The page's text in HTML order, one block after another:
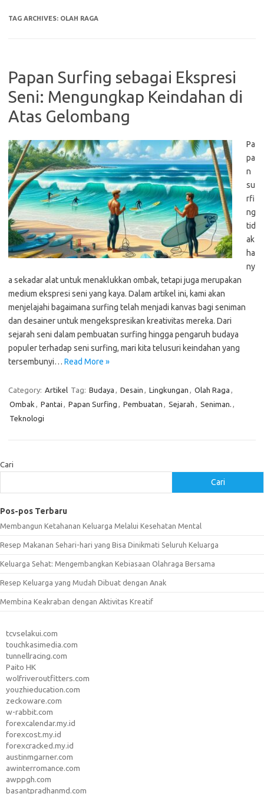
TAG ARCHIVES: OLAH RAGA
Papan Surfing sebagai Ekspresi
Seni: Mengungkap Keindahan di
Atas Gelombang
Pa
pa
n
su
rfi
ng
tid
ak
ha
ny
a sekadar alat untuk menaklukkan ombak, tetapi juga merupakan
medium ekspresi seni yang kaya. Dalam artikel ini, kami akan
menjelajahi bagaimana surfing telah menjadi kanvas bagi seniman
dan desainer untuk mengekspresikan kreativitas mereka. Dari
sejarah seni dalam pembuatan surfing hingga pengaruh budaya
populer terhadap seni surfing, mari kita telusuri keindahan yang
tersembunyi… Read More »
Category: Artikel Tag: Budaya , Desain , Lingkungan , Olah Raga ,
Ombak , Pantai , Papan Surfing , Pembuatan , Sejarah , Seniman. ,
Teknologi
Cari
Cari
Pos-pos Terbaru
Membangun Ketahanan Keluarga Melalui Kesehatan Mental
Resep Makanan Sehari-hari yang Bisa Dinikmati Seluruh Keluarga
Keluarga Sehat: Mengembangkan Kebiasaan Olahraga Bersama
Resep Keluarga yang Mudah Dibuat dengan Anak
Membina Keakraban dengan Aktivitas Kreatif
tcvselakui.com
touchkasimedia.com
tunnellracing.com
Paito HK
wolfriveroutfitters.com
youzhieducation.com
zeckoware.com
w-rabbit.com
forexcalendar.my.id
forexcost.my.id
forexcracked.my.id
austinmgarner.com
awinterromance.com
awppgh.com
basantpradhanmd.com